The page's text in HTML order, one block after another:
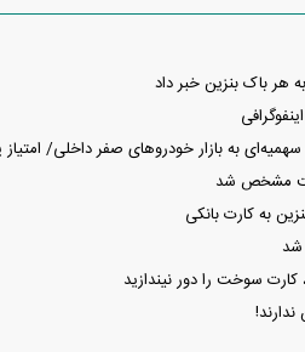
به بازار خودرو‌های صفر داخلی/
مشخص شد
به کارت بانکی
شد
سوخت را دور نیندازید